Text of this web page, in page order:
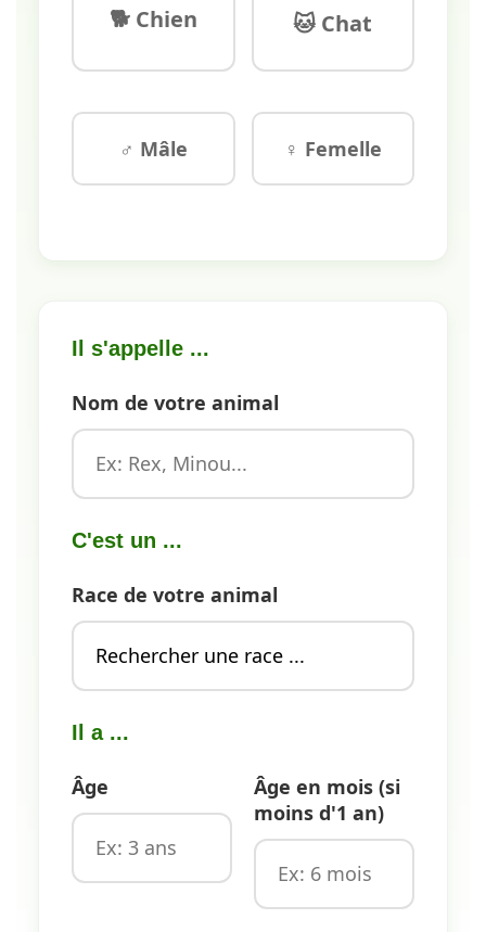
🐕 Chien 🐱 Chat
♂ Mâle ♀ Femelle
Il s'appelle ...
Nom de votre animal
C'est un ...
Race de votre animal
Il a ...
Âge
Âge en mois (si
moins d'1 an)